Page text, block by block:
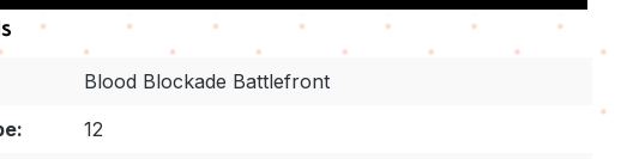
Blood Blockade Battlefront
12